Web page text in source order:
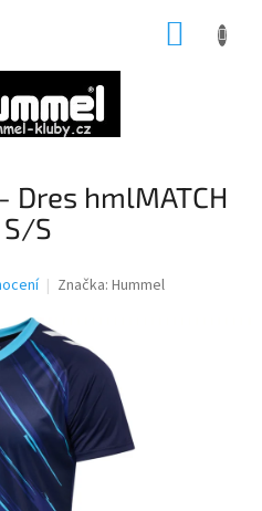
Dres hmlMATCH
S/S
Značka: Hummel